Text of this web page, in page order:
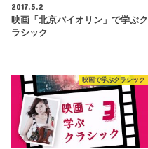
2017.5.2
映画「北京バイオリン」で学ぶク
ラシック
映画で学ぶクラシック